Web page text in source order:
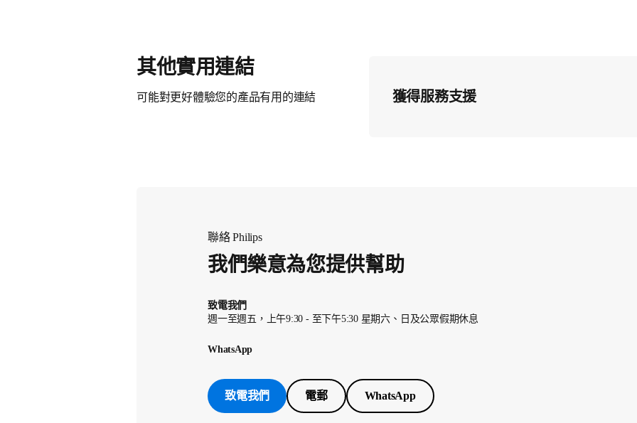
其他實用連結
可能對更好體驗您的產品有用的連結 獲得服務支援
聯絡 Philips
我們樂意為您提供幫助
致電我們
週一至週五，上午9:30 - 至下午5:30 星期六、日及公眾假期休息
WhatsApp
致電我們 電郵 WhatsApp